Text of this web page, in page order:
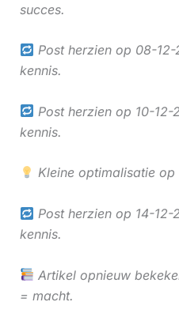
succes.
Post herzien op 08-
kennis.
Post herzien op 10-
kennis.
Kleine optimalisatie
Post herzien op 14-
kennis.
Artikel opnieuw
= macht.